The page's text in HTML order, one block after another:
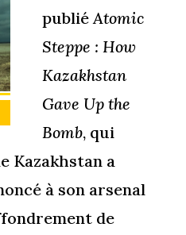
publiéAtomic
Steppe : How
Kazakhstan
Gave Up the
Bomb, qui
Kazakhstan a
à son arsenal
de